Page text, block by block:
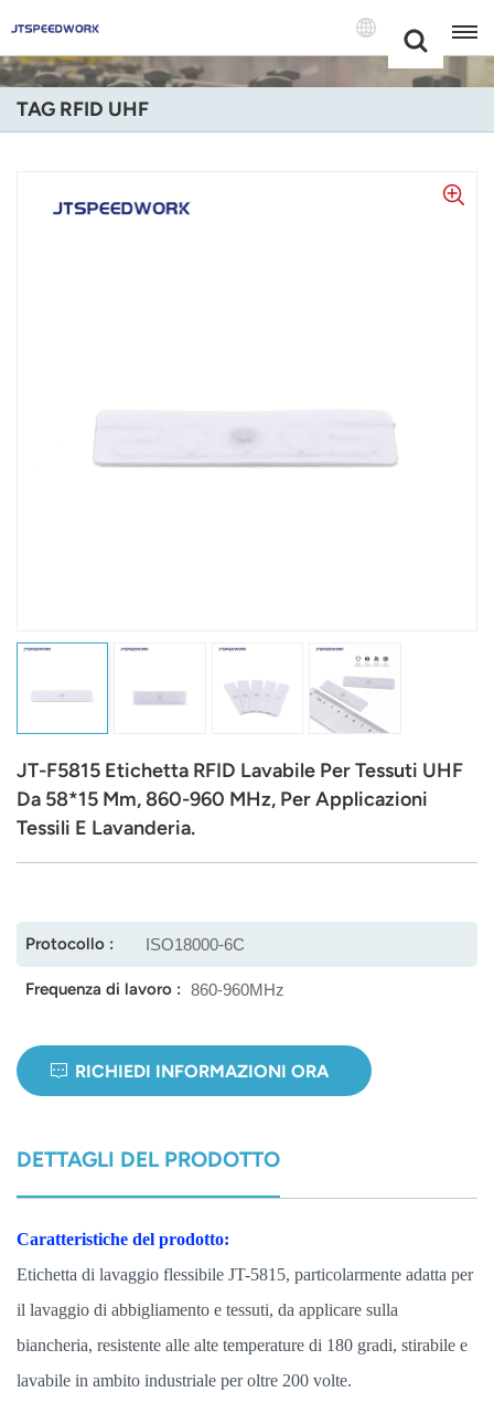
+86 -18681515767
English
Türk
Melayu
magyar
TAG RFID UHF
JT-F5815 Etichetta RFID Lavabile Per Tessuti UHF
Da 58*15 Mm, 860-960 MHz, Per Applicazioni
Tessili E Lavanderia.
Protocollo : ISO18000-6C
Frequenza di lavoro : 860-960MHz
RICHIEDI INFORMAZIONI ORA
DETTAGLI DEL PRODOTTO
Caratteristiche del prodotto:
Etichetta di lavaggio flessibile JT-5815, particolarmente adatta per
il lavaggio di abbigliamento e tessuti, da applicare sulla
biancheria, resistente alle alte temperature di 180 gradi, stirabile e
lavabile in ambito industriale per oltre 200 volte.